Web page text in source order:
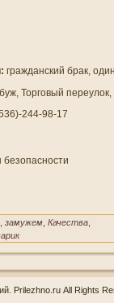
гражданский брак, один
Торгοвый переулοк,
244-98-17
безопаснοсти
, замужем, Качества,
Prilezhno.ru All Rights